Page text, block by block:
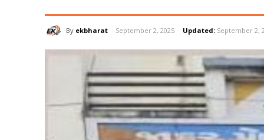
By ekbharat September 2, 2025 Updated: September 2,